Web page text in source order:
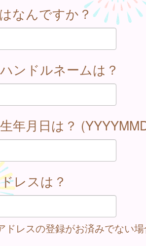
なんですか？
ンドルネームは？
年月日は？
レスは？
レスの登録がお済みでない